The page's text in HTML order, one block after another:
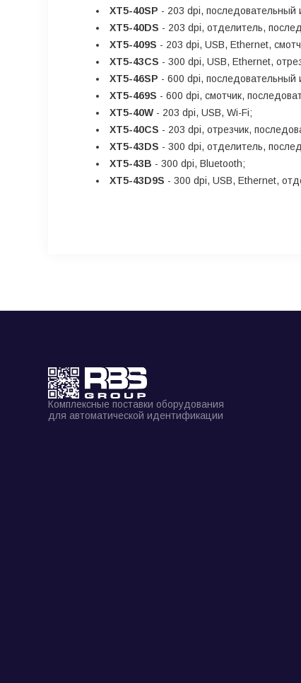
XT5-40SP - 203 dpi,
XT5-40DS - 203 dpi, отделитель,
XT5-409S - 203 dpi, USB, Ethernet,
XT5-43CS - 300 dpi, USB, Ethernet,
XT5-46SP - 600 dpi,
XT5-469S - 600 dpi, смотчик,
XT5-40W - 203 dpi, USB, Wi-Fi;
XT5-40CS - 203 dpi, отрезчик,
XT5-43DS - 300 dpi, отделитель,
XT5-43B - 300 dpi, Bluetooth;
XT5-43D9S - 300 dpi, USB, Ethernet,
Комплексные поставки оборудования
для автоматической идентификации